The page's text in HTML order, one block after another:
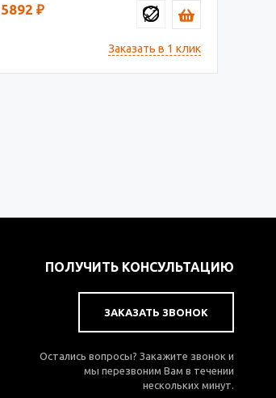
5892 ₽
Заказать в 1 клик
ПОЛУЧИТЬ КОНСУЛЬТАЦИЮ
ЗАКАЗАТЬ ЗВОНОК
Остались вопросы? Закажите звонок и
мы перезвоним Вам в течении
нескольких минут.